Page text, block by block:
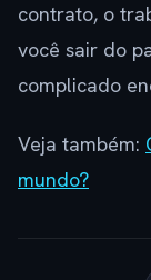
contrato, o
você sair do
complicado
Veja também:
mundo?